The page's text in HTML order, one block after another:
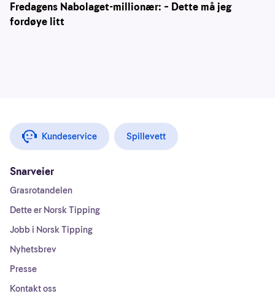
Fredagens Nabolaget-millionær: – Dette må jeg
fordøye litt
Kundeservice Spillevett
Snarveier
Grasrotandelen
Dette er Norsk Tipping
Jobb i Norsk Tipping
Nyhetsbrev
Presse
Kontakt oss